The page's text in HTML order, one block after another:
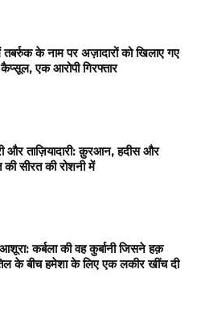
तबर्रुक के नाम पर अज़ादारों को खिलाए गए
एक आरोपी गिरफ्तार
और ताज़ियादारी: क़ुरआन, हदीस और
सीरत की रोशनी में
कर्बला की वह कुर्बानी जिसने हक़
के बीच हमेशा के लिए एक लकीर खींच दी